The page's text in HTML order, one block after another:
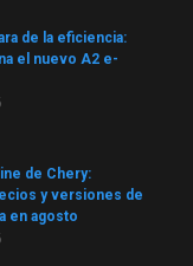
de la eficiencia:
el nuevo A2 e-
de Chery:
y versiones de
en agosto